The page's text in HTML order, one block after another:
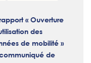
« Ouverture
des
de mobilité »
communiqué de